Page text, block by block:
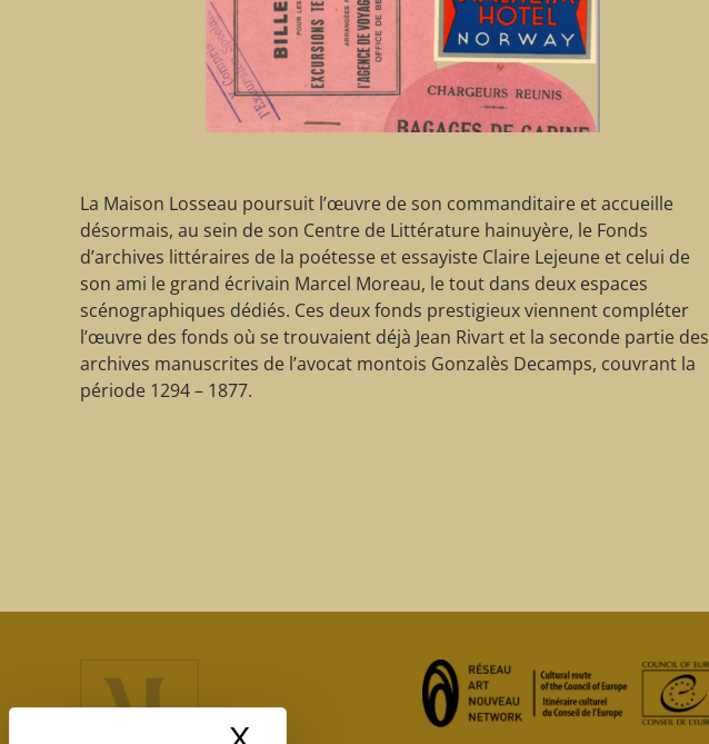
La Maison Losseau poursuit l’œuvre de son commanditaire et accueille
désormais, au sein de son Centre de Littérature hainuyère, le Fonds
d’archives littéraires de la poétesse et essayiste Claire Lejeune et celui de
son ami le grand écrivain Marcel Moreau, le tout dans deux espaces
scénographiques dédiés. Ces deux fonds prestigieux viennent compléter
l’œuvre des fonds où se trouvaient déjà Jean Rivart et la seconde partie des
archives manuscrites de l’avocat montois Gonzalès Decamps, couvrant la
période 1294 – 1877.